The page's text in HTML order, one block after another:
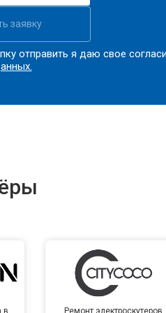
заявку
отправить я даю свое
в Ремонт электроскутеров